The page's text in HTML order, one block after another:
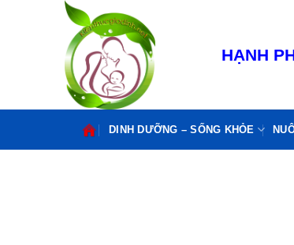
HẠNH
DINH DƯỠNG – SỐNG KHỎE